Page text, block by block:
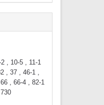
, 10-5 , 11-1
, 37 , 46-1 ,
, 66-4 , 82-1